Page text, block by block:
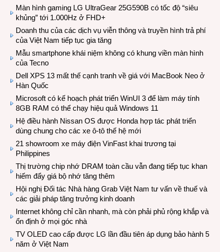
Màn hình gaming LG UltraGear 25G590B có tốc độ “siêu
khủng” tới 1.000Hz ở FHD+
Doanh thu của các dịch vụ viễn thông và truyền hình trả phí
của Việt Nam tiếp tục gia tăng
Mẫu smartphone khái niệm không có khung viền màn hình
của Tecno
Dell XPS 13 mất thế cạnh tranh về giá với MacBook Neo ở
Hàn Quốc
Microsoft có kế hoạch phát triển WinUI 3 để làm máy tính
8GB RAM có thể chạy hiệu quả Windows 11
Hệ điều hành Nissan OS được Honda hợp tác phát triển
dùng chung cho các xe ô-tô thế hệ mới
21 showroom xe máy điện VinFast khai trương tại
Philippines
Thị trường chip nhớ DRAM toàn cầu vẫn đang tiếp tục khan
hiếm đẩy giá bộ nhớ tăng thêm
Hội nghị Đối tác Nhà hàng Grab Việt Nam tư vấn về thuế và
các giải pháp tăng trưởng kinh doanh
Internet không chỉ cần nhanh, mà còn phải phủ rộng khắp và
ổn định ở mọi góc nhà
TV OLED cao cấp được LG lần đầu tiên áp dụng bảo hành 5
năm ở Việt Nam